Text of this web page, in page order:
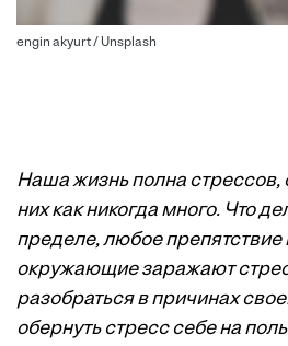
engin akyurt / Unsplash
Наша жизнь полна стрессов,
них как никогда много. Что
пределе, любое препятствие
окружающие заражают
разобраться в причинах
обернуть стресс себе на